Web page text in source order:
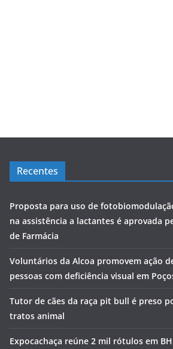
Recentes
Proposta para uso de
na assistência a lactantes é aprovada
de Farmácia
Voluntários da Alcoa promovem ação
pessoas com deficiência visual em
Tutor de cães da raça pit bull é preso
tratos animal
Expocachaça reúne 2 mil rótulos em BH